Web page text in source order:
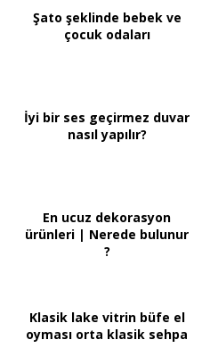
Şato şeklinde bebek ve
çocuk odaları
İyi bir ses geçirmez duvar
nasıl yapılır?
En ucuz dekorasyon
ürünleri | Nerede bulunur
?
Klasik lake vitrin büfe el
oyması orta klasik sehpa